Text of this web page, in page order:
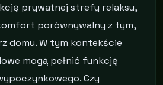
prywatnej strefy relaksu,
porównywalny z tym,
domu. W tym kontekście
mogą pełnić funkcję
Czy